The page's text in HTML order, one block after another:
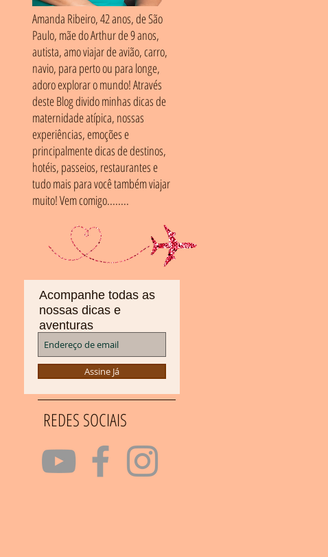
Amanda Ribeiro, 42 anos, de São
Paulo, mãe do Arthur de 9 anos,
autista, amo viajar de avião, carro,
navio, para perto ou para longe,
adoro explorar o mundo! Através
deste Blog divido minhas dicas de
maternidade atípica, nossas
experiências, emoções e
principalmente dicas de destinos,
hotéis, passeios, restaurantes e
tudo mais para você também viajar
muito! Vem comigo........
Acompanhe todas as
nossas dicas e
aventuras
Assine Já
REDES SOCIAIS